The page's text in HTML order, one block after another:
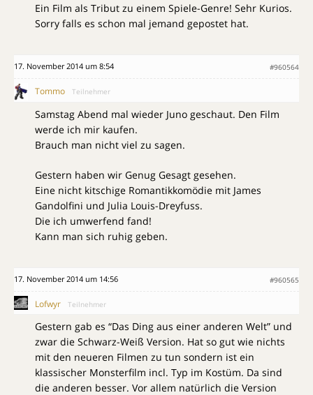
Ein Film als Tribut zu einem Spiele-Genre! Sehr Kurios.
Sorry falls es schon mal jemand gepostet hat.
17. November 2014 um 8:54 #960564
Tommo Teilnehmer
Samstag Abend mal wieder Juno geschaut. Den Film
werde ich mir kaufen.
Brauch man nicht viel zu sagen.
Gestern haben wir Genug Gesagt gesehen.
Eine nicht kitschige Romantikkomödie mit James
Gandolfini und Julia Louis-Dreyfuss.
Die ich umwerfend fand!
Kann man sich ruhig geben.
17. November 2014 um 14:56 #960565
Lofwyr Teilnehmer
Gestern gab es “Das Ding aus einer anderen Welt” und
zwar die Schwarz-Weiß Version. Hat so gut wie nichts
mit den neueren Filmen zu tun sondern ist ein
klassischer Monsterfilm incl. Typ im Kostüm. Da sind
die anderen besser. Vor allem natürlich die Version